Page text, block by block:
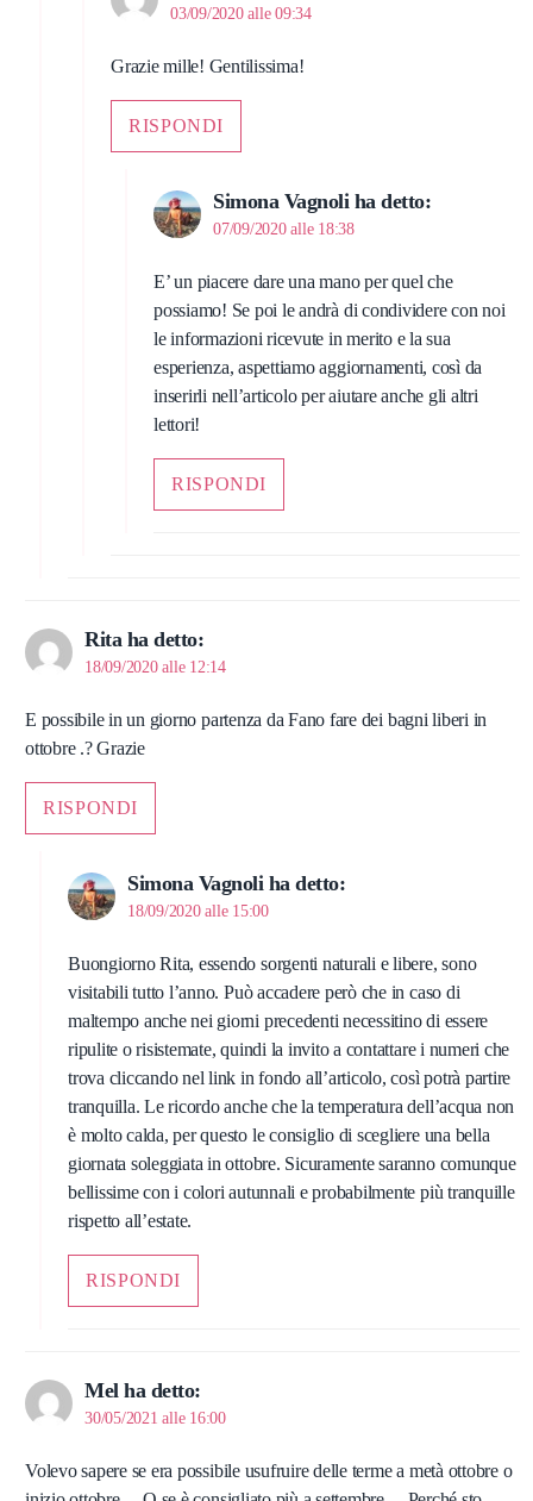
03/09/2020 alle 09:34
Grazie mille! Gentilissima!
RISPONDI
Simona Vagnoli ha detto:
07/09/2020 alle 18:38
E’ un piacere dare una mano per quel che
possiamo! Se poi le andrà di condividere con noi
le informazioni ricevute in merito e la sua
esperienza, aspettiamo aggiornamenti, così da
inserirli nell’articolo per aiutare anche gli altri
lettori!
RISPONDI
Rita ha detto:
18/09/2020 alle 12:14
E possibile in un giorno partenza da Fano fare dei bagni liberi in
ottobre .? Grazie
RISPONDI
Simona Vagnoli ha detto:
18/09/2020 alle 15:00
Buongiorno Rita, essendo sorgenti naturali e libere, sono
visitabili tutto l’anno. Può accadere però che in caso di
maltempo anche nei giorni precedenti necessitino di essere
ripulite o risistemate, quindi la invito a contattare i numeri che
trova cliccando nel link in fondo all’articolo, così potrà partire
tranquilla. Le ricordo anche che la temperatura dell’acqua non
è molto calda, per questo le consiglio di scegliere una bella
giornata soleggiata in ottobre. Sicuramente saranno comunque
bellissime con i colori autunnali e probabilmente più tranquille
rispetto all’estate.
RISPONDI
Mel ha detto:
30/05/2021 alle 16:00
Volevo sapere se era possibile usufruire delle terme a metà ottobre o